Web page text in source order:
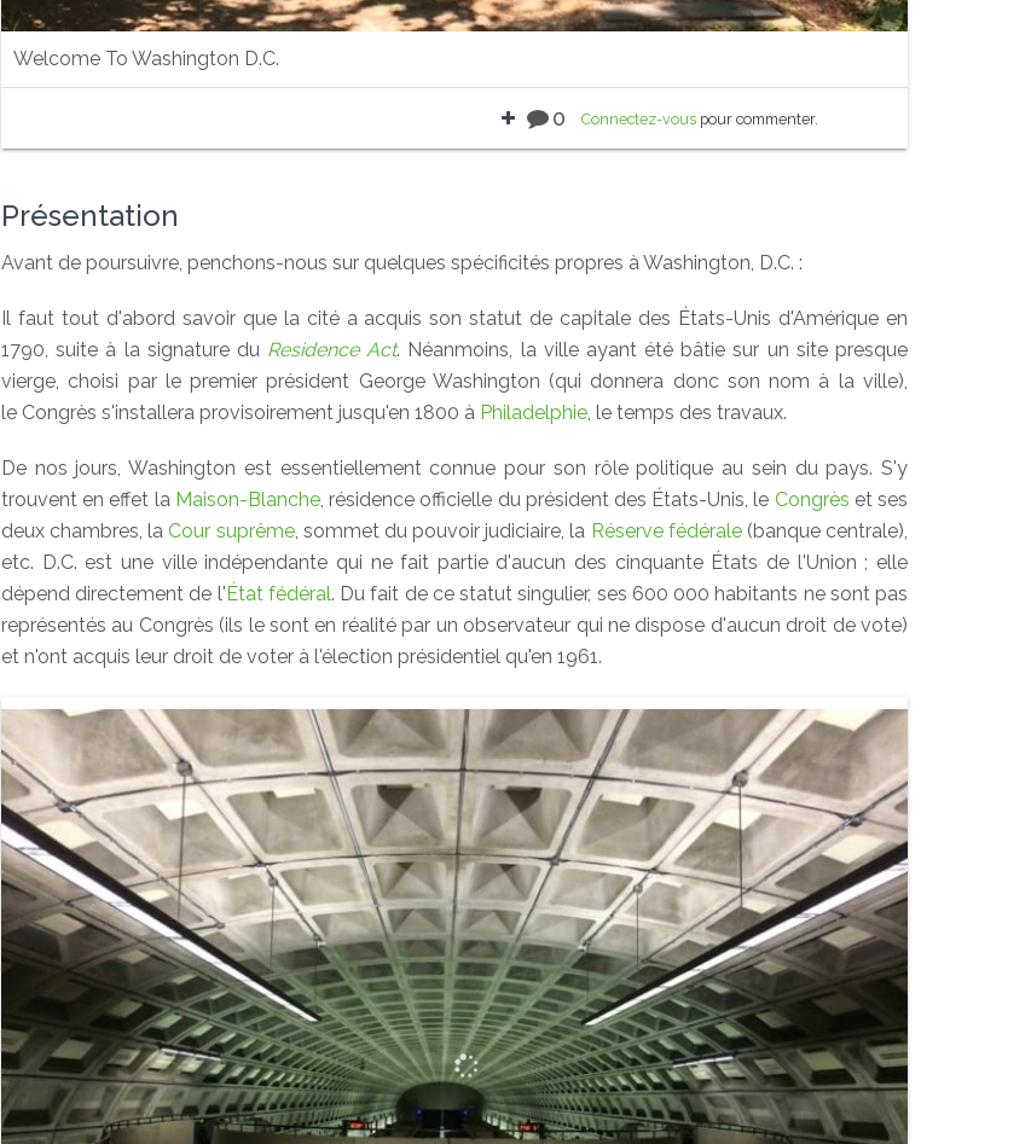
Welcome To Washington D.C.
0 Connectez-vous pour commenter.
Présentation
Avant de poursuivre, penchons-nous sur quelques spécificités propres à Washington, D.C. :
Il faut tout d'abord savoir que la cité a acquis son statut de capitale des États-Unis d'Amérique en
1790, suite à la signature du Residence Act. Néanmoins, la ville ayant été bâtie sur un site presque
vierge, choisi par le premier président George Washington (qui donnera donc son nom à la ville),
le Congrès s'installera provisoirement jusqu'en 1800 à Philadelphie , le temps des travaux.
De nos jours, Washington est essentiellement connue pour son rôle politique au sein du pays. S'y
trouvent en effet la Maison-Blanche, résidence officielle du président des États-Unis, le Congrès et ses
deux chambres, la Cour suprême, sommet du pouvoir judiciaire, la Réserve fédérale(banque centrale),
etc. D.C. est une ville indépendante qui ne fait partie d'aucun des cinquante États de l'Union ; elle
dépend directement de l'État fédéral. Du fait de ce statut singulier, ses 600 000 habitants ne sont pas
représentés au Congrès (ils le sont en réalité par un observateur qui ne dispose d'aucun droit de vote)
et n'ont acquis leur droit de voter à l'élection présidentiel qu'en 1961.